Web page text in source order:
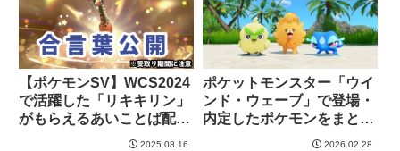
【ポケモンSV】WCS2024
で活躍した「リキキリン」
がもらえるあいことば配布
開始！※受取り期間に注意
2025.08.16
ポケットモンスター「ウイ
ンド・ウェーブ」で登場・
内定したポケモンをまとめ
2026.02.28